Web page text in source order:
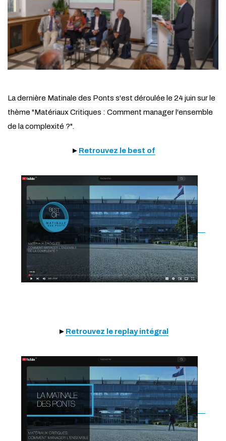
La dernière Matinale des Ponts s'est déroulée le 24 juin sur le
thème "Matériaux Critiques : Comment manager l'ensemble
de la complexité ?".
► Retrouvez le best of
► Retrouvez le replay intégral